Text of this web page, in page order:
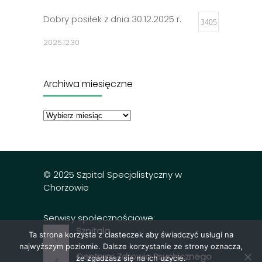
Dobry posiłek z dnia 30.12.2025 r. 3405
2025.12.30
2024.12.27
Dobry posiłek z dnia 23.12.2025 r.
Archiwa miesięczne
miesięczne
© 2025 Szpital Specjalistyczny w
Chorzowie
Serwisy społecznościowe:
Szpitala
Centrum Zdrowia Psychicznego
Ta strona korzysta z ciasteczek aby świadczyć usługi na
najwyższym poziomie. Dalsze korzystanie ze strony oznacza,
że zgadzasz się na ich użycie.